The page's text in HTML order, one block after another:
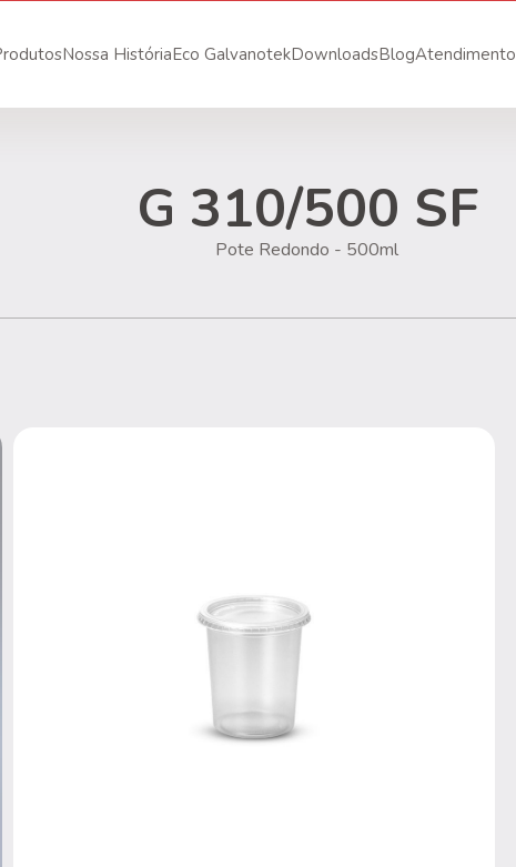
Nossa HistóriaEco GalvanotekDownloadsBlogAtendimento
G 310/500 SF
Pote Redondo - 500ml